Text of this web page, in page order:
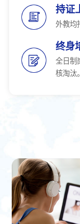
持证
外教均
终身
全日制
核淘汰。